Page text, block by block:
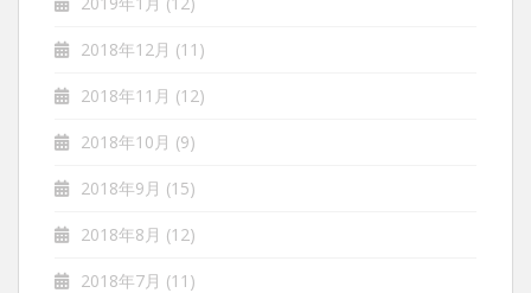
2018年12月 (11)
2018年11月 (12)
2018年10月 (9)
2018年9月 (15)
2018年8月 (12)
2018年7月 (11)